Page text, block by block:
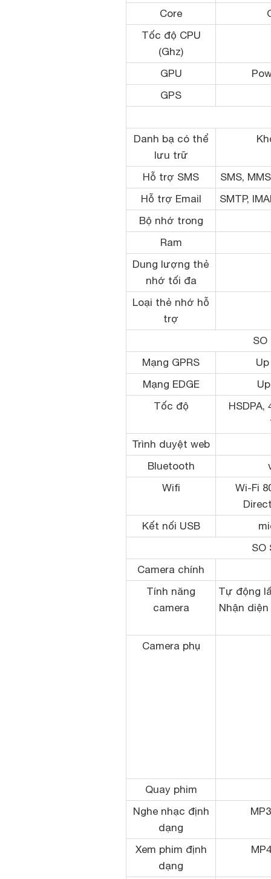
Core
Tốc độ CPU
(Ghz)
GPU
GPS
Danh bạ có thể
lưu trữ
Hỗ trợ SMS
SMS,
Hỗ trợ Email
SMTP,
Bộ nhớ trong
Ram
Dung lượng thẻ
nhớ tối đa
Loại thẻ nhớ hỗ
trợ
SO
Mạng GPRS
Mạng EDGE
Tốc độ
HSDPA,
Trình duyệt web
Bluetooth
Wifi
Wi-Fi
Kết nối USB
SO
Camera chính
Tính năng
camera
Tự động
Nhận
Camera phụ
Quay phim
Nghe nhạc định
dạng
Xem phim định
dạng